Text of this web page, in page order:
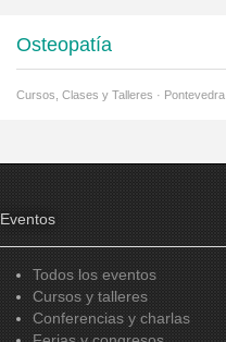
Osteopatía
Cursos, Clases y Talleres · Pontevedra
Eventos
Todos los eventos
Cursos y talleres
Conferencias y charlas